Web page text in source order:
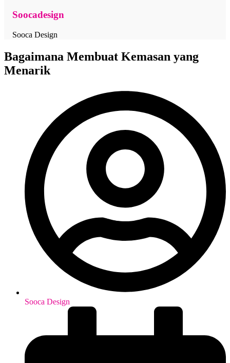
Soocadesign
Sooca Design
Bagaimana Membuat Kemasan yang
Menarik
Sooca Design